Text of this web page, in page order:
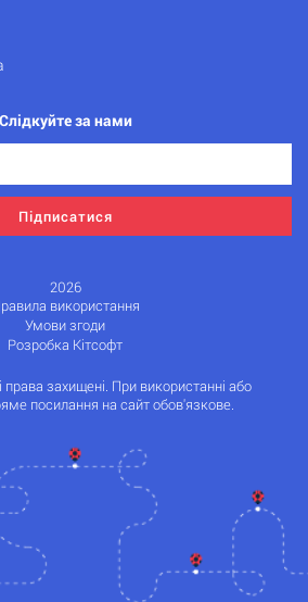
Слідкуйте за нами
Підписатися
2026
використання
Умови згоди
Розробка Кітсофт
захищені. При використанні або
посилання на сайт обов'язкове.